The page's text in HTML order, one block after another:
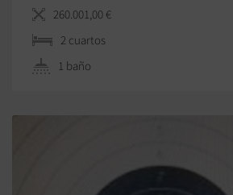
lavadero, (actualmente la vivienda
unos buenos inquilinos, cumplidores y
queda contrato hasta mediados del
dotada de tiendas, supermercados,
260.001,00 €
2 сuartos
1 baño